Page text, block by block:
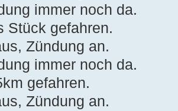
immer noch da.
Stück gefahren.
Zündung an.
immer noch da.
gefahren.
Zündung an.